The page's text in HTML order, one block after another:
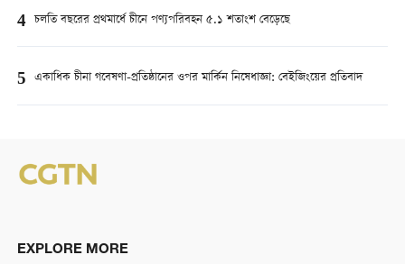
4 চলতি বছরের প্রথমার্ধে চীনে পণ্যপরিবহন ৫.১ শতাংশ বেড়েছে
5 একাধিক চীনা গবেষণা-প্রতিষ্ঠানের ওপর মার্কিন নিষেধাজ্ঞা: বেইজিংয়ের প্রতিবাদ
EXPLORE MORE